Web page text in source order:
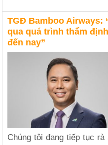
TGĐ Bamboo Airways:
qua quá trình thẩm
đến nay”
Chúng tôi đang tiếp tục